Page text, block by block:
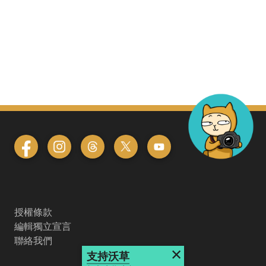
授權條款
編輯獨立宣言
聯絡我們
支持沃草 ×